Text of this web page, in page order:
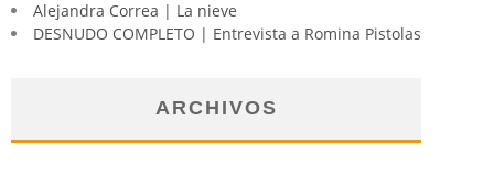
Alejandra Correa | La nieve
DESNUDO COMPLETO | Entrevista a Romina Pistolas
ARCHIVOS